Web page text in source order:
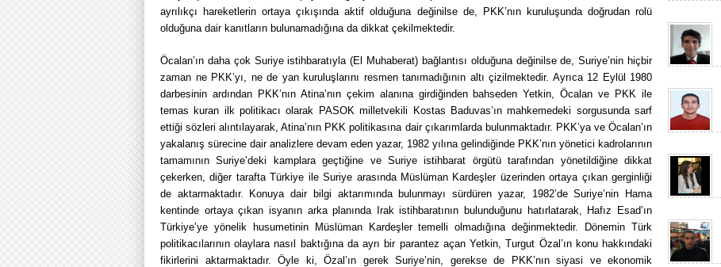
ayrılıkçı hareketlerin ortaya çıkışında aktif olduğuna değinilse de, PKK’nın kuruluşunda doğrudan rolü
olduğuna dair kanıtların bulunamadığına da dikkat çekilmektedir.
Öcalan’ın daha çok Suriye istihbaratıyla (El Muhaberat) bağlantısı olduğuna değinilse de, Suriye’nin hiçbir
zaman ne PKK’yı, ne de yan kuruluşlarını resmen tanımadığının altı çizilmektedir. Ayrıca 12 Eylül 1980
darbesinin ardından PKK’nın Atina’nın çekim alanına girdiğinden bahseden Yetkin, Öcalan ve PKK ile
temas kuran ilk politikacı olarak PASOK milletvekili Kostas Baduvas’ın mahkemedeki sorgusunda sarf
ettiği sözleri alıntılayarak, Atina’nın PKK politikasına dair çıkarımlarda bulunmaktadır. PKK’ya ve Öcalan’ın
yakalanış sürecine dair analizlere devam eden yazar, 1982 yılına gelindiğinde PKK’nın yönetici kadrolarının
tamamının Suriye’deki kamplara geçtiğine ve Suriye istihbarat örgütü tarafından yönetildiğine dikkat
çekerken, diğer tarafta Türkiye ile Suriye arasında Müslüman Kardeşler üzerinden ortaya çıkan gerginliği
de aktarmaktadır. Konuya dair bilgi aktarımında bulunmayı sürdüren yazar, 1982’de Suriye’nin Hama
kentinde ortaya çıkan isyanın arka planında Irak istihbaratının bulunduğunu hatırlatarak, Hafız Esad’ın
Türkiye’ye yönelik husumetinin Müslüman Kardeşler temelli olmadığına değinmektedir. Dönemin Türk
politikacılarının olaylara nasıl baktığına da ayrı bir parantez açan Yetkin, Turgut Özal’ın konu hakkındaki
fikirlerini aktarmaktadır. Öyle ki, Özal’ın gerek Suriye’nin, gerekse de PKK’nın siyasi ve ekonomik